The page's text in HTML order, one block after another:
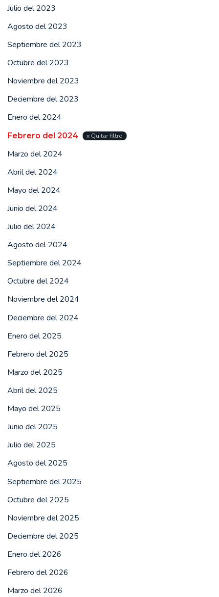
Julio del 2023
Agosto del 2023
Septiembre del 2023
Octubre del 2023
Noviembre del 2023
Deciembre del 2023
Enero del 2024
Febrero del 2024 x Quitar filtro
Marzo del 2024
Abril del 2024
Mayo del 2024
Junio del 2024
Julio del 2024
Agosto del 2024
Septiembre del 2024
Octubre del 2024
Noviembre del 2024
Deciembre del 2024
Enero del 2025
Febrero del 2025
Marzo del 2025
Abril del 2025
Mayo del 2025
Junio del 2025
Julio del 2025
Agosto del 2025
Septiembre del 2025
Octubre del 2025
Noviembre del 2025
Deciembre del 2025
Enero del 2026
Febrero del 2026
Marzo del 2026